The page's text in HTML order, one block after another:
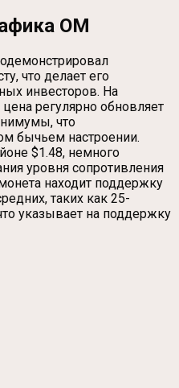
OM
что делает его
инвесторов. На
регулярно обновляет
что
бычьем настроении.
$1.48, немного
уровня сопротивления
находит поддержку
таких как 25-
указывает на поддержку